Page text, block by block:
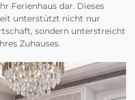
Ferienhaus dar. Dieses
unterstützt nicht nur
sondern unterstreicht
Zuhauses.